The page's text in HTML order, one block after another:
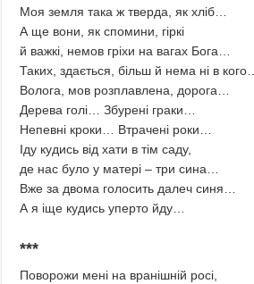
Моя земля така ж тверда, як хліб…
А ще вони, як спомини, гіркі
й важкі, немов гріхи на вагах Бога…
Таких, здається, більш й нема ні в кого…
Волога, мов розплавлена, дорога…
Дерева голі… Збурені граки…
Непевні кроки… Втрачені роки…
Іду кудись від хати в тім саду,
де нас було у матері – три сина…
Вже за двома голосить далеч синя…
А я іще кудись уперто йду…
***
Поворожи мені на вранішній росі,